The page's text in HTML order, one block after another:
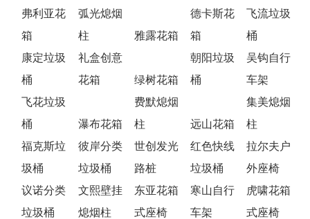
弗利亚花
箱
弧光熄烟
柱
雅露花箱
德卡斯花
箱
飞流垃圾
桶
康定垃圾
桶
礼盒创意
花箱
绿树花箱
朝阳垃圾
桶
吴钩自行
车架
飞花垃圾
桶
瀑布花箱
费默熄烟
柱
远山花箱
集美熄烟
柱
福克斯垃
圾桶
彼岸分类
垃圾桶
世创发光
路桩
红色快线
垃圾桶
拉尔夫户
外座椅
议诺分类
垃圾桶
文熙壁挂
熄烟柱
东亚花箱
式座椅
寒山自行
车架
虎啸花箱
式座椅